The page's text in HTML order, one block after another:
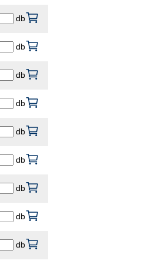
db
db
db
db
db
db
db
db
db